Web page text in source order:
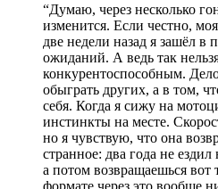
“Думаю, через несколько
изменится. Если честно,
две недели назад я зашёл в
ожиданий. А ведь так
конкурентоспособным.
обыграть других, а в том,
себя. Когда я сижу на
инстинкты на месте.
но я чувствую, что она
странное: два года не
а потом возвращаешься вот
формате через это вообще